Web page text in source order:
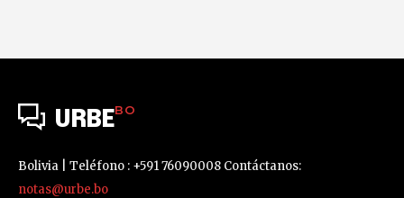
URBEBO
Bolivia | Teléfono : +591 76090008 Contáctanos:
notas@urbe.bo